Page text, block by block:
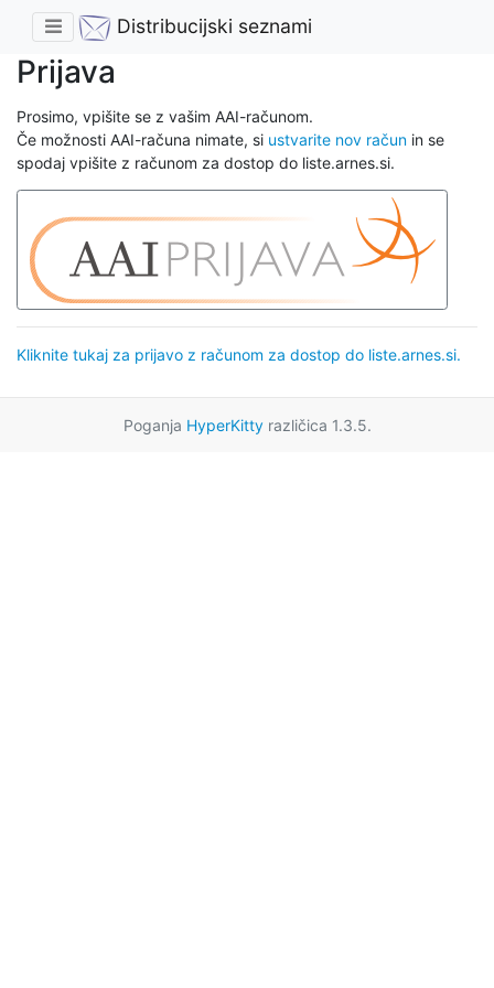
Distribucijski seznami
Prijava
Prosimo, vpišite se z vašim AAI-računom.
Če možnosti AAI-računa nimate, si ustvarite nov račun in se
spodaj vpišite z računom za dostop do liste.arnes.si.
Kliknite tukaj za prijavo z računom za dostop do liste.arnes.si.
Poganja HyperKittyrazličica 1.3.5.